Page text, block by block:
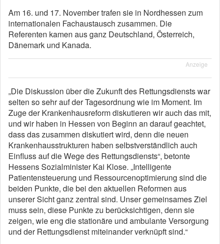
Am 16. und 17. November trafen sie in Nordhessen zum
internationalen Fachaustausch zusammen. Die
Referenten kamen aus ganz Deutschland, Österreich,
Dänemark und Kanada.
Anzeige
„Die Diskussion über die Zukunft des Rettungsdiensts war
selten so sehr auf der Tagesordnung wie im Moment. Im
Zuge der Krankenhausreform diskutieren wir auch das mit,
und wir haben in Hessen von Beginn an darauf geachtet,
dass das zusammen diskutiert wird, denn die neuen
Krankenhausstrukturen haben selbstverständlich auch
Einfluss auf die Wege des Rettungsdiensts“, betonte
Hessens Sozialminister Kai Klose. „Intelligente
Patientensteuerung und Ressourcenoptimierung sind die
beiden Punkte, die bei den aktuellen Reformen aus
unserer Sicht ganz zentral sind. Unser gemeinsames Ziel
muss sein, diese Punkte zu berücksichtigen, denn sie
zeigen, wie eng die stationäre und ambulante Versorgung
und der Rettungsdienst miteinander verknüpft sind.“